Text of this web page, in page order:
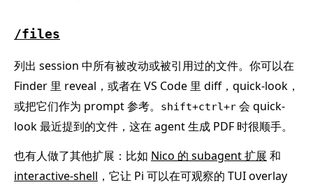
/files
列出 session 中所有被改动或被引用过的文件。你可以在
Finder 里 reveal，或者在 VS Code 里 diff，quick-look，
或把它们作为 prompt 参考。
shift+ctrl+r 会 quick-
look 最近提到的文件，这在 agent 生成 PDF 时很顺手。
也有人做了其他扩展：比如 Nico 的 subagent 扩展 和
interactive-shell ，它让 Pi 可以在可观察的 TUI overlay